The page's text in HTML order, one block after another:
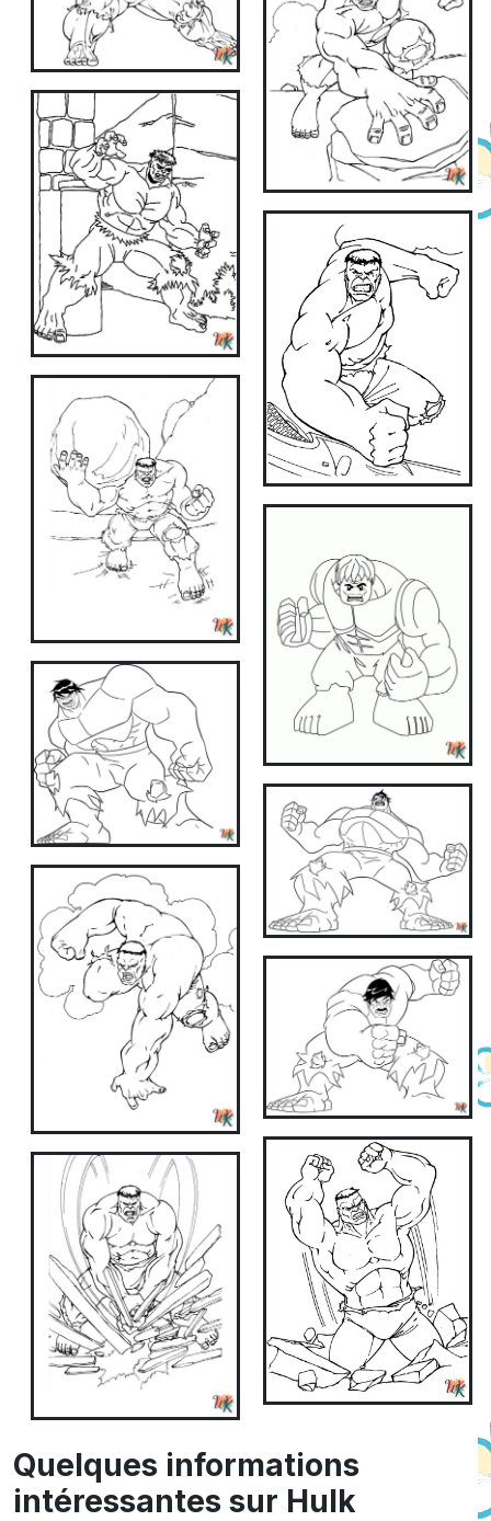
Quelques informations
intéressantes sur Hulk